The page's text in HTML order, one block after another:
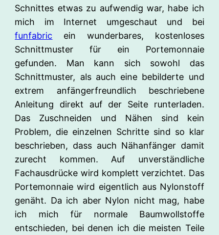
Schnittes etwas zu aufwendig war, habe ich
mich im Internet umgeschaut und bei
funfabric ein wunderbares, kostenloses
Schnittmuster für ein Portemonnaie
gefunden. Man kann sich sowohl das
Schnittmuster, als auch eine bebilderte und
extrem anfängerfreundlich beschriebene
Anleitung direkt auf der Seite runterladen.
Das Zuschneiden und Nähen sind kein
Problem, die einzelnen Schritte sind so klar
beschrieben, dass auch Nähanfänger damit
zurecht kommen. Auf unverständliche
Fachausdrücke wird komplett verzichtet. Das
Portemonnaie wird eigentlich aus Nylonstoff
genäht. Da ich aber Nylon nicht mag, habe
ich mich für normale Baumwollstoffe
entschieden, bei denen ich die meisten Teile